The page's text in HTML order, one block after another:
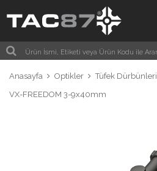
Anasayfa Optikler Tüfek Dürbünleri
VX-FREEDOM 3-9x40mm